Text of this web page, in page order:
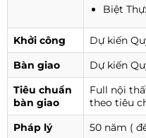
Biệt Thự:
Khởi công
Dự kiến
Bàn giao
Dự kiến
Tiêu chuẩn
bàn giao
Full nội
theo tiêu
Pháp lý
50 năm (